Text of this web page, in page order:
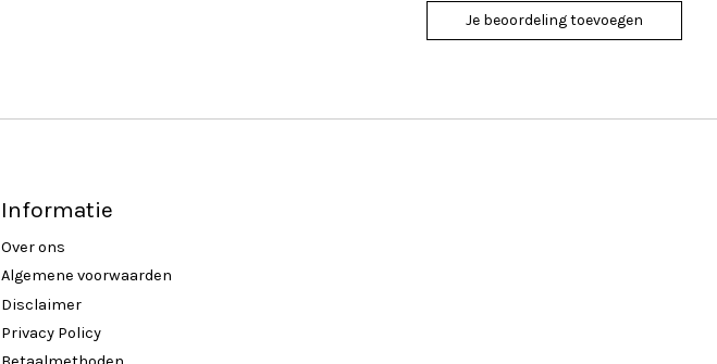
Je beoordeling toevoegen
Informatie
Over ons
Algemene voorwaarden
Disclaimer
Privacy Policy